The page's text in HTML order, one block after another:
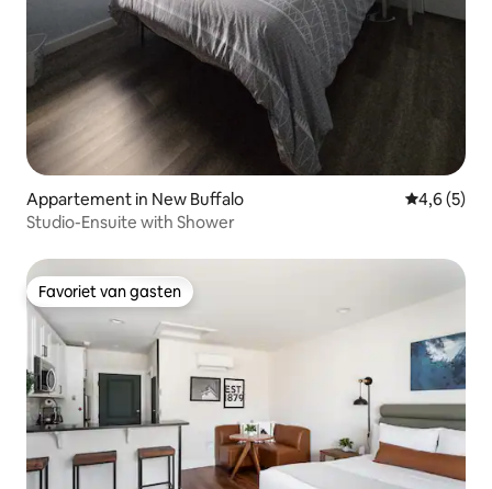
Appartement in New Buffalo
4,6 (5)
Studio-Ensuite with Shower
Favoriet van gasten
Favoriet van gasten